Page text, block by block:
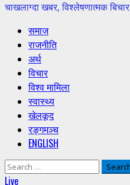
चाखलाग्दा खबर, विश्लेषणात्मक बिचार
Primary
Menu
समाज
राजनीति
अर्थ
विचार
विश्व मामिला
स्वास्थ्य
खेलकूद
रङ्गमञ्च
ENGLISH
Search
for:
Live